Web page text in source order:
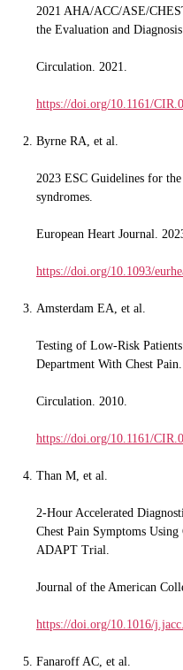
2021 AHA/ACC/ASE/
the Evaluation and
Circulation. 2021.
https://doi.org/10.1161/
Byrne RA, et al.
2023 ESC Guidelines for
syndromes.
European Heart Journal.
https://doi.org/10.1093/
Amsterdam EA, et al.
Testing of Low-Risk
Department With Chest Pain.
Circulation. 2010.
https://doi.org/10.1161/
Than M, et al.
2-Hour Accelerated
Chest Pain Symptoms
ADAPT Trial.
Journal of the American
https://doi.org/10.1016/
Fanaroff AC, et al.